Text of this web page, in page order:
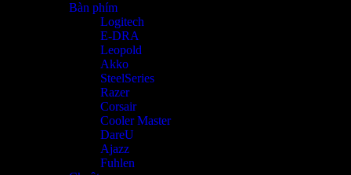
Bàn phím
Logitech
E-DRA
Leopold
Akko
SteelSeries
Razer
Corsair
Cooler Master
DareU
Ajazz
Fuhlen